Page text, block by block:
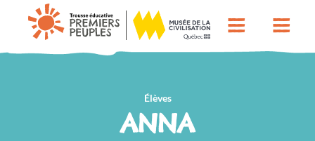
Élèves
ANNA